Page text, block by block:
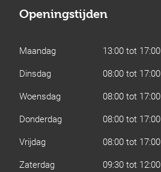
Openingstijden
Maandag
13:00 tot 17:00
Dinsdag
08:00 tot 17:00
Woensdag
08:00 tot 17:00
Donderdag
08:00 tot 17:00
Vrijdag
08:00 tot 17:00
Zaterdag
09:30 tot 12:00